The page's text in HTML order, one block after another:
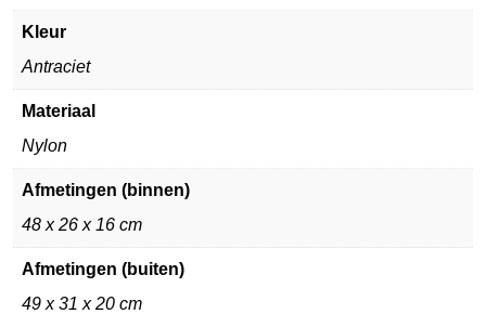
Kleur
Antraciet
Materiaal
Nylon
Afmetingen (binnen)
48 x 26 x 16 cm
Afmetingen (buiten)
49 x 31 x 20 cm